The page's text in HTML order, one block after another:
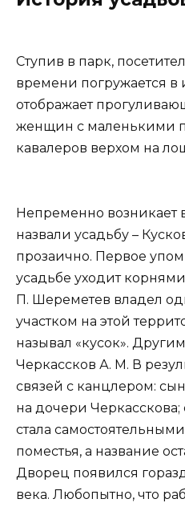
Ступив в парк,
времени погружается в
отображает
женщин с маленькими
кавалеров верхом на
Непременно возникает
назвали усадьбу –
прозаично. Первое
усадьбе уходит
П. Шереметев владел
участком на этой
называл «кусок».
Черкассков А. М. В
связей с канцлером:
на дочери
стала
поместья, а название
Дворец появился
века. Любопытно, что